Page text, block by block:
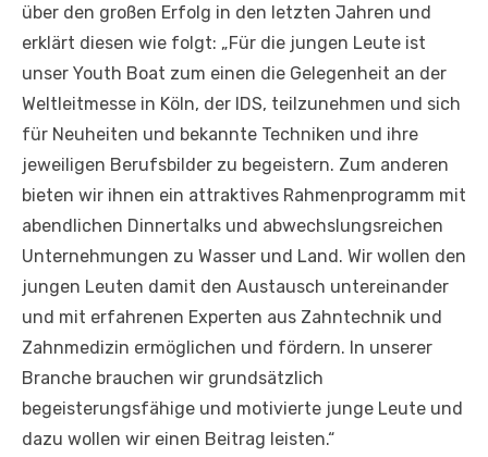
über den großen Erfolg in den letzten Jahren und
erklärt diesen wie folgt: „Für die jungen Leute ist
unser Youth Boat zum einen die Gelegenheit an der
Weltleitmesse in Köln, der IDS, teilzunehmen und sich
für Neuheiten und bekannte Techniken und ihre
jeweiligen Berufsbilder zu begeistern. Zum anderen
bieten wir ihnen ein attraktives Rahmenprogramm mit
abendlichen Dinnertalks und abwechslungsreichen
Unternehmungen zu Wasser und Land. Wir wollen den
jungen Leuten damit den Austausch untereinander
und mit erfahrenen Experten aus Zahntechnik und
Zahnmedizin ermöglichen und fördern. In unserer
Branche brauchen wir grundsätzlich
begeisterungsfähige und motivierte junge Leute und
dazu wollen wir einen Beitrag leisten.“